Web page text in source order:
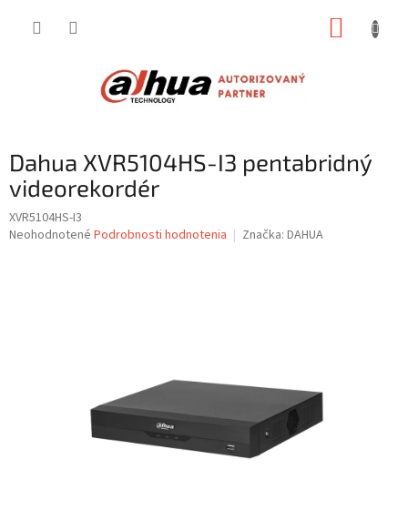
Dahua XVR5104HS-I3 pentabridný
videorekordér
XVR5104HS-I3
Priemerné
Neohodnotené Podrobnosti hodnotenia Značka: DAHUA